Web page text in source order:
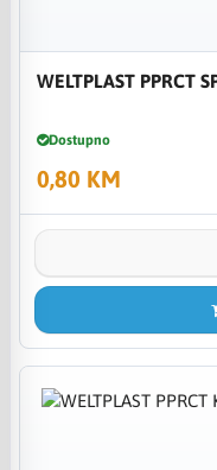
WELTPLAST PPRCT
Dostupno
0,80 KM